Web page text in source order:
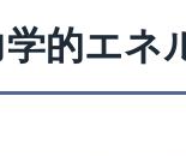
的エネ